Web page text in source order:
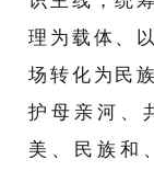
理为载体、
场转化为民
护母亲河、
美、民族和